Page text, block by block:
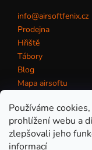
Používáme
prohlížení webu a
zlepšovali jeho
informací
info@airsoftfenix.cz
Prodejna
Hřiště
Tábory
Blog
Mapa airsoftu